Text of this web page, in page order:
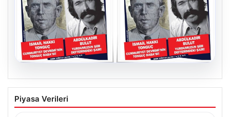
05.08.2026
YARIN günlerden Cumhuriyet Kitap!
Sayı 1903! / 6 Ağustos 2026
Piyasa Verileri